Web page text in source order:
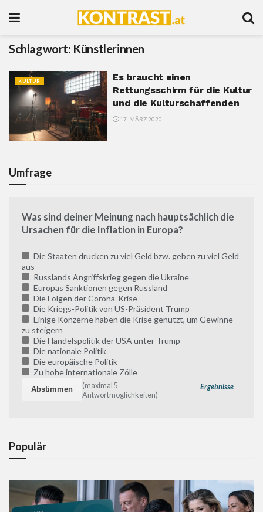
Schlagwort: Künstlerinnen
KULTUR
Es braucht einen
Rettungsschirm für die Kultur
und die Kulturschaffenden
17. MÄRZ 2020
Umfrage
Was sind deiner Meinung nach hauptsächlich die
Ursachen für die Inflation in Europa?
Die Staaten drucken zu viel Geld bzw. geben zu viel Geld
aus
Russlands Angriffskrieg gegen die Ukraine
Europas Sanktionen gegen Russland
Die Folgen der Corona-Krise
Die Kriegs-Politik von US-Präsident Trump
Einige Konzerne haben die Krise genutzt, um Gewinne
zu steigern
Die Handelspolitik der USA unter Trump
Die nationale Politik
Die europäische Politik
Zu hohe internationale Zölle
Ergebnisse
(maximal 5
Antwortmöglichkeiten)
Populär